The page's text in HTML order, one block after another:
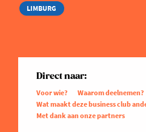
LIMBURG
Direct naar:
Voor wie? Waarom deelnemen?
Wat maakt deze business club
Met dank aan onze partners